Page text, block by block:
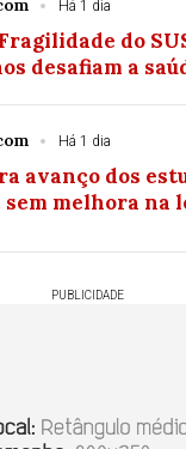
Há 1 dia
do
desafiam a
Há 1 dia
avanço dos
sem melhora
PUBLICIDADE